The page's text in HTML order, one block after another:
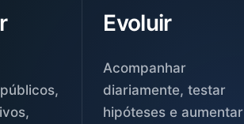
Evoluir
Acompanhar
diariamente, testar
hipóteses e aumentar